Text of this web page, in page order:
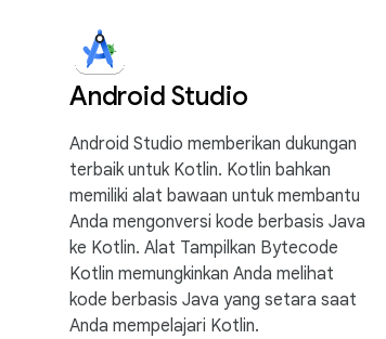
Android Studio
Android Studio memberikan dukungan
terbaik untuk Kotlin. Kotlin bahkan
memiliki alat bawaan untuk membantu
Anda mengonversi kode berbasis Java
ke Kotlin. Alat Tampilkan Bytecode
Kotlin memungkinkan Anda melihat
kode berbasis Java yang setara saat
Anda mempelajari Kotlin.